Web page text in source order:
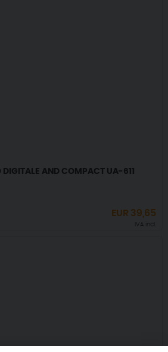
AND COMPACT UA-611
EUR 39,65
IVA incl.